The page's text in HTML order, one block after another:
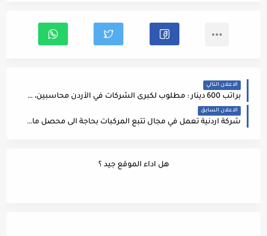
الاعلان التالي
براتب 600 دينار : مطلوب لكبرى الشركات في الأردن محاسبين، على أن تتوفر في المرشحين الشروط التالية:
الاعلان السابق
شركة اردنية تعمل في مجال تتبع المركبات بحاجة الى محصل مالي
هل اداء الموقع جيد ؟